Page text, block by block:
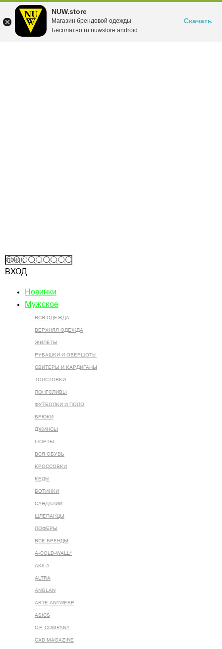
NUW.store
Магазин брендовой одежды
Бесплатно ru.nuwstore.android
Скачать
ВХОД
Новинки
Мужское
ВСЯ ОДЕЖДА
ВЕРХНЯЯ ОДЕЖДА
ЖИЛЕТЫ
РУБАШКИ И ОВЕРШОТЫ
СВИТЕРЫ И КАРДИГАНЫ
ТОЛСТОВКИ
ЛОНГСЛИВЫ
ФУТБОЛКИ И ПОЛО
БРЮКИ
ДЖИНСЫ
ШОРТЫ
ВСЯ ОБУВЬ
КРОССОВКИ
КЕДЫ
БОТИНКИ
САНДАЛИИ
ШЛЕПАНЦЫ
ЛОФЕРЫ
ВСЕ БРЕНДЫ
A-COLD-WALL*
AKILA
ALTRA
ANGLAN
ARTE ANTWERP
ASICS
C.P. COMPANY
CAD MAGAZINE